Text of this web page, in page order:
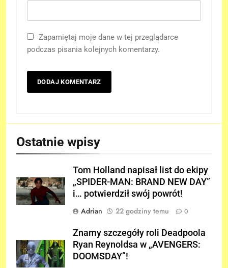
Zapamiętaj moje dane w tej przeglądarce
podczas pisania kolejnych komentarzy.
Ostatnie wpisy
Tom Holland napisał list do ekipy
„SPIDER-MAN: BRAND NEW DAY”
i… potwierdził swój powrót!
Adrian
22 godziny temu 0
Znamy szczegóły roli Deadpoola
Ryan Reynoldsa w „AVENGERS:
DOOMSDAY”!